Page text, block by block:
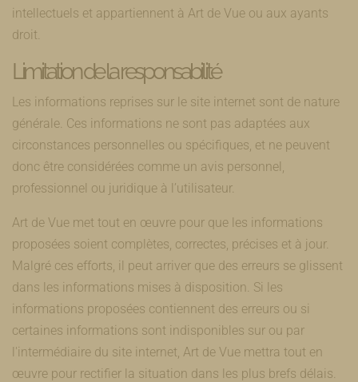
intellectuels et appartiennent à Art de Vue ou aux ayants
droit.
Limitation de la responsabilité
Les informations reprises sur le site internet sont de nature
générale. Ces informations ne sont pas adaptées aux
circonstances personnelles ou spécifiques, et ne peuvent
donc être considérées comme un avis personnel,
professionnel ou juridique à l’utilisateur.
Art de Vue met tout en œuvre pour que les informations
proposées soient complètes, correctes, précises et à jour.
Malgré ces efforts, il peut arriver que des erreurs se glissent
dans les informations mises à disposition. Si les
informations proposées contiennent des erreurs ou si
certaines informations sont indisponibles sur ou par
l'intermédiaire du site internet, Art de Vue mettra tout en
œuvre pour rectifier la situation dans les plus brefs délais.